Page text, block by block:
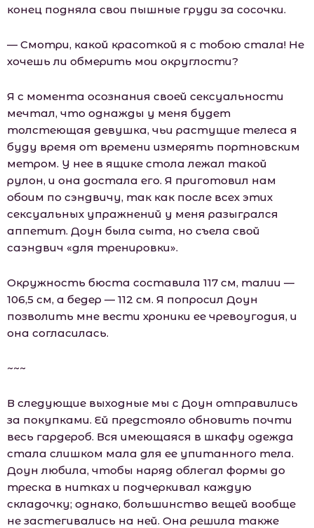
конец подняла свои пышные груди за сосочки.
— Смотри, какой красоткой я с тобою стала! Не
хочешь ли обмерить мои округлости?
Я с момента осознания своей сексуальности
мечтал, что однажды у меня будет
толстеющая девушка, чьи растущие телеса я
буду время от времени измерять портновским
метром. У нее в ящике стола лежал такой
рулон, и она достала его. Я приготовил нам
обоим по сэндвичу, так как после всех этих
сексуальных упражнений у меня разыгрался
аппетит. Доун была сыта, но съела свой
саэндвич «для тренировки».
Окружность бюста составила 117 см, талии —
106,5 см, а бедер — 112 см. Я попросил Доун
позволить мне вести хроники ее чревоугодия, и
она согласилась.
~~~
В следующие выходные мы с Доун отправились
за покупками. Ей предстояло обновить почти
весь гардероб. Вся имеющаяся в шкафу одежда
стала слишком мала для ее упитанного тела.
Доун любила, чтобы наряд облегал формы до
треска в нитках и подчеркивал каждую
складочку; однако, большинство вещей вообще
не застегивались на ней. Она решила также